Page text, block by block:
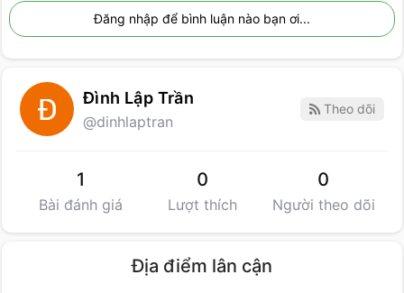
Đăng nhập để bình luận nào bạn ơi...
Đình Lập Trần
@dinhlaptran
Theo dõi
1
Bài đánh giá
0
Lượt thích
0
Người theo dõi
Địa điểm lân cận